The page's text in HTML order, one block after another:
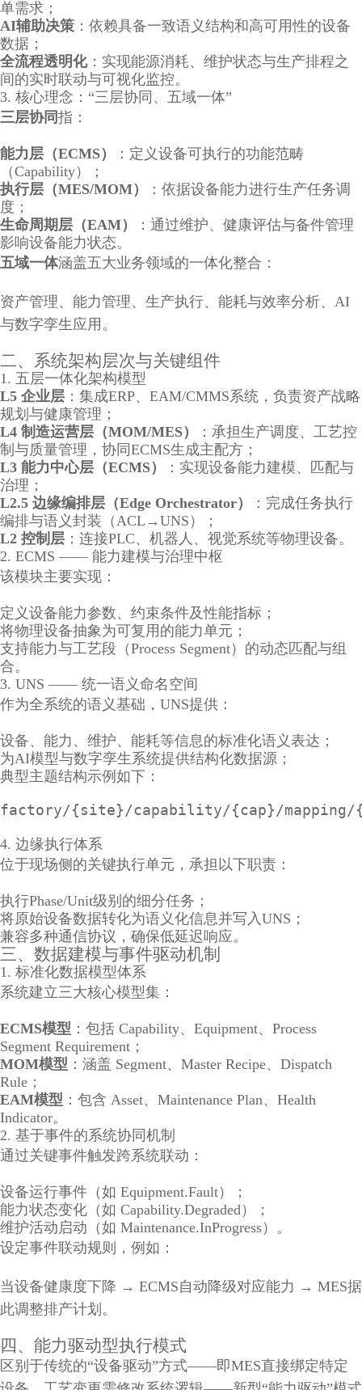
单需求；
AI辅助决策 ：依赖具备一致语义结构和高可用性的设备
数据；
全流程透明化：实现能源消耗、维护状态与生产排程之
间的实时联动与可视化监控。
3. 核心理念：“三层协同、五域一体”
三层协同指：
能力层（ECMS）
：定义设备可执行的功能范畴
（Capability）；
执行层（MES/MOM）
：依据设备能力进行生产任务调
度；
生命周期层（EAM）
：通过维护、健康评估与备件管理
影响设备能力状态。
五域一体涵盖五大业务领域的一体化整合：
资产管理、能力管理、生产执行、能耗与效率分析、AI
与数字孪生应用。
二、系统架构层次与关键组件
1. 五层一体化架构模型
L5 企业层 ：集成ERP、EAM/CMMS系统，负责资产战略
规划与健康管理；
L4 制造运营层（MOM/MES）
：承担生产调度、工艺控
制与质量管理，协同ECMS生成主配方；
L3 能力中心层（ECMS）
：实现设备能力建模、匹配与
治理；
L2.5 边缘编排层（Edge Orchestrator）
：完成任务执行
编排与语义封装（ACL→UNS）；
L2 控制层 ：连接PLC、机器人、视觉系统等物理设备。
2. ECMS —— 能力建模与治理中枢
该模块主要实现：
定义设备能力参数、约束条件及性能指标；
将物理设备抽象为可复用的能力单元；
支持能力与工艺段（Process Segment）的动态匹配与组
合。
3. UNS —— 统一语义命名空间
作为全系统的语义基础，UNS提供：
设备、能力、维护、能耗等信息的标准化语义表达；
为AI模型与数字孪生系统提供结构化数据源；
典型主题结构示例如下：
factory/{site}/capability/{cap}/mapping/
4. 边缘执行体系
位于现场侧的关键执行单元，承担以下职责：
执行Phase/Unit级别的细分任务；
将原始设备数据转化为语义化信息并写入UNS；
兼容多种通信协议，确保低延迟响应。
三、数据建模与事件驱动机制
1. 标准化数据模型体系
系统建立三大核心模型集：
ECMS模型 ：包括 Capability、Equipment、Process
Segment Requirement；
MOM模型 ：涵盖 Segment、Master Recipe、Dispatch
Rule；
EAM模型 ：包含 Asset、Maintenance Plan、Health
Indicator。
2. 基于事件的系统协同机制
通过关键事件触发跨系统联动：
设备运行事件（如 Equipment.Fault）；
能力状态变化（如 Capability.Degraded）；
维护活动启动（如 Maintenance.InProgress）。
设定事件联动规则，例如：
当设备健康度下降 → ECMS自动降级对应能力 → MES据
此调整排产计划。
四、能力驱动型执行模式
区别于传统的“设备驱动”方式——即MES直接绑定特定